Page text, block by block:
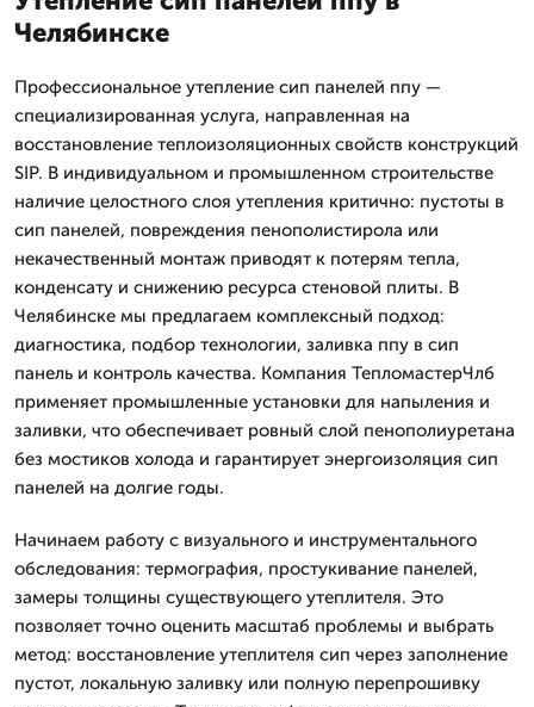
Челябинске
Профессиональное утепление сип панелей ппу —
специализированная услуга, направленная на
восстановление теплоизоляционных свойств конструкций
SIP. В индивидуальном и промышленном строительстве
наличие целостного слоя утепления критично: пустоты в
сип панелей, повреждения пенополистирола или
некачественный монтаж приводят к потерям тепла,
конденсату и снижению ресурса стеновой плиты. В
Челябинске мы предлагаем комплексный подход:
диагностика, подбор технологии, заливка ппу в сип
панель и контроль качества. Компания ТепломастерЧлб
применяет промышленные установки для напыления и
заливки, что обеспечивает ровный слой пенополиуретана
без мостиков холода и гарантирует энергоизоляция сип
панелей на долгие годы.
Начинаем работу с визуального и инструментального
обследования: термография, простукивание панелей,
замеры толщины существующего утеплителя. Это
позволяет точно оценить масштаб проблемы и выбрать
метод: восстановление утеплителя сип через заполнение
пустот, локальную заливку или полную перепрошивку